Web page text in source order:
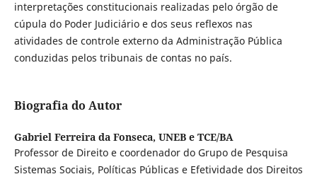
interpretações constitucionais realizadas pelo órgão de
cúpula do Poder Judiciário e dos seus reflexos nas
atividades de controle externo da Administração Pública
conduzidas pelos tribunais de contas no país.
Biografia do Autor
Gabriel Ferreira da Fonseca, UNEB e TCE/BA
Professor de Direito e coordenador do Grupo de Pesquisa
Sistemas Sociais, Políticas Públicas e Efetividade dos Direitos